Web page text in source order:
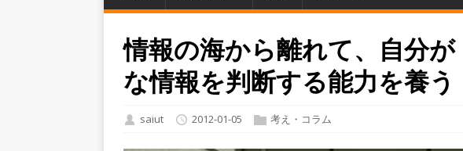
情報の海から離れて、自分
な情報を判断する能力を養う
saiut 2012-01-05 考え・コラム